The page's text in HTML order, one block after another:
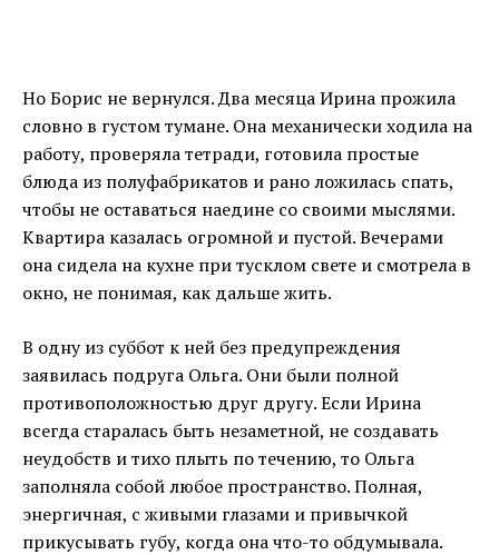
Но Борис не вернулся. Два месяца Ирина прожила
словно в густом тумане. Она механически ходила на
работу, проверяла тетради, готовила простые
блюда из полуфабрикатов и рано ложилась спать,
чтобы не оставаться наедине со своими мыслями.
Квартира казалась огромной и пустой. Вечерами
она сидела на кухне при тусклом свете и смотрела в
окно, не понимая, как дальше жить.
В одну из суббот к ней без предупреждения
заявилась подруга Ольга. Они были полной
противоположностью друг другу. Если Ирина
всегда старалась быть незаметной, не создавать
неудобств и тихо плыть по течению, то Ольга
заполняла собой любое пространство. Полная,
энергичная, с живыми глазами и привычкой
прикусывать губу, когда она что-то обдумывала.